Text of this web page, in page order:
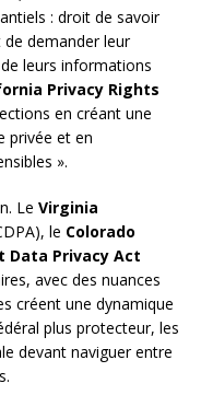
: droit de savoir
demander leur
leurs informations
Privacy Rights
en créant une
privée et en
».
Le Virginia
le Colorado
Data Privacy Act
avec des nuances
créent une dynamique
plus protecteur, les
devant naviguer entre